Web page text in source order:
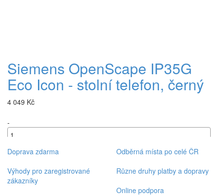
Siemens OpenScape IP35G
Eco Icon - stolní telefon, černý
4 049 Kč
-
+
Doprava zdarma
Odběrná místa po celé ČR
Výhody pro zaregistrované
zákazníky
Různe druhy platby a dopravy
Online podpora